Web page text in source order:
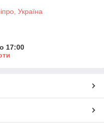
Україна
17:00